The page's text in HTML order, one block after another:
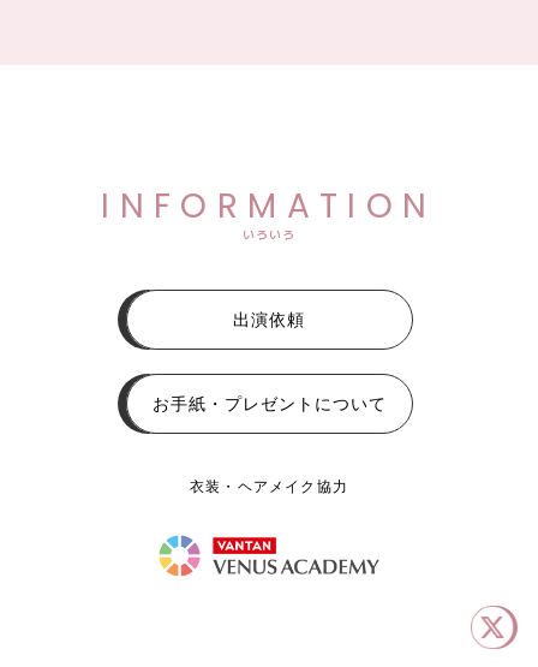
INFORMATION
いろいろ
出演依頼
お手紙・プレゼントについて
衣装・ヘアメイク協力